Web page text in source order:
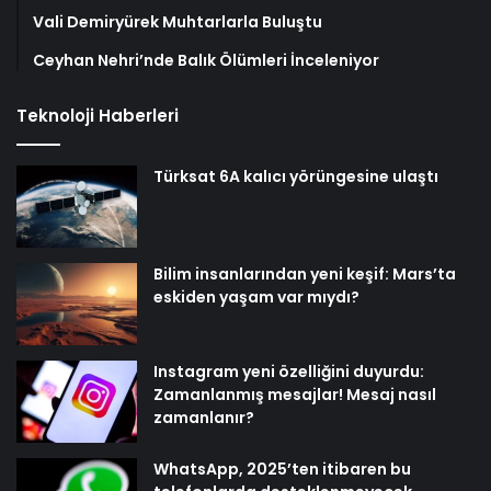
Vali Demiryürek Muhtarlarla Buluştu
Ceyhan Nehri’nde Balık Ölümleri İnceleniyor
Teknoloji Haberleri
Türksat 6A kalıcı yörüngesine ulaştı
Bilim insanlarından yeni keşif: Mars’ta
eskiden yaşam var mıydı?
Instagram yeni özelliğini duyurdu:
Zamanlanmış mesajlar! Mesaj nasıl
zamanlanır?
WhatsApp, 2025’ten itibaren bu